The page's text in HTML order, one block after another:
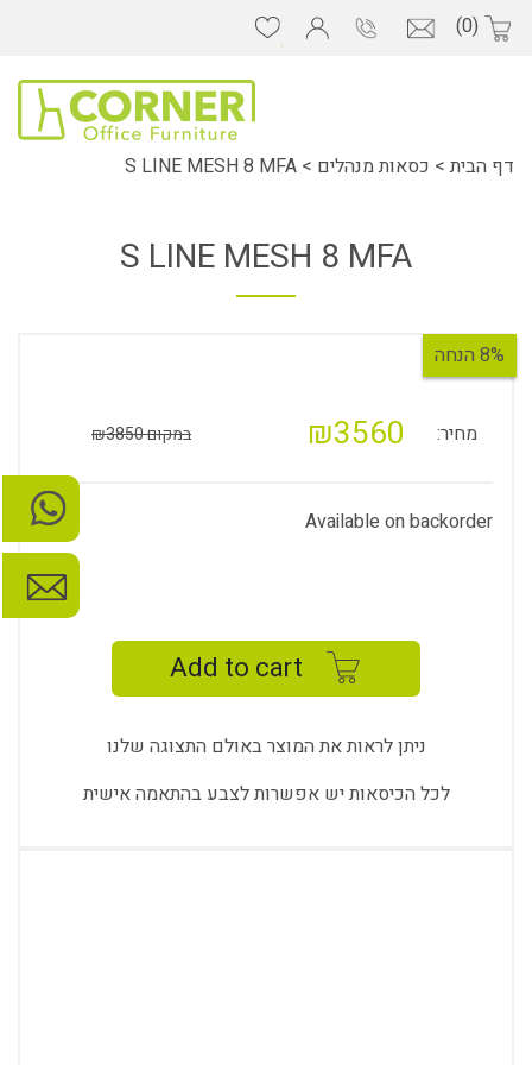
(0)
דף הבית > כסאות מנהלים >
S LINE MESH 8 MFA
S LINE MESH 8 MFA
8% הנחה
מחיר: ₪3560 במקום ₪3850
Available on backorder
Add to cart
ניתן לראות את המוצר באולם התצוגה שלנו
לכל הכיסאות יש אפשרות לצבע בהתאמה אישית